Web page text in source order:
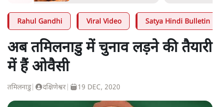
Rahul Gandhi Viral Video Satya Hindi Bulletin
अब तमिलनाडु में चुनाव लड़ने की तैयारी
में हैं ओवैसी
तमिलनाडु| दक्षिणेश्वर 19 DEC, 2020